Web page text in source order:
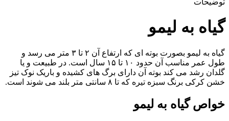
توضیحات
گیاه به لیمو
گیاه به لیمو بصورت بوته ای که ارتفاع آن ۲ تا ۳ متر می رسد و
طول عمر مناسب آن حدود ۱۰ تا ۱۵ سال است. در طبیعت و یا
گلدان رشد می کند بوته آن دارای برگ های کشیده و باریک نوک تیز
خشن کرکی برنگ سبزه تیره که تا ۸ سانتی متر بلند می شوند است.
خواص گیاه به لیمو